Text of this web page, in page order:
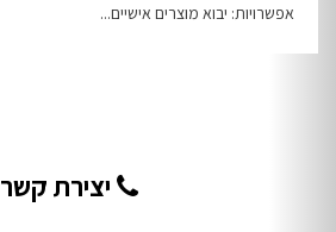
אפשרויות: יבוא מוצרים אישיים...
יצירת קשר